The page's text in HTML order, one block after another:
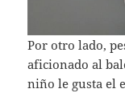
Por otro lado,
aficionado al
niño le gusta el